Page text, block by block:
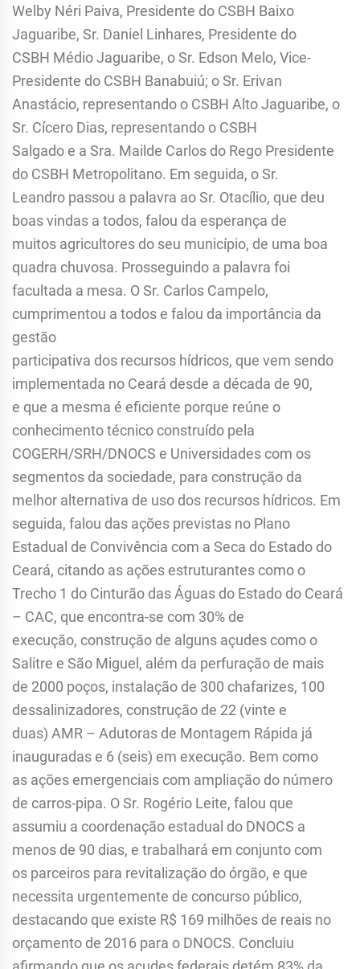
Welby Néri Paiva, Presidente do CSBH Baixo
Jaguaribe, Sr. Daniel Linhares, Presidente do
CSBH Médio Jaguaribe, o Sr. Edson Melo, Vice-
Presidente do CSBH Banabuiú; o Sr. Erivan
Anastácio, representando o CSBH Alto Jaguaribe, o
Sr. Cícero Dias, representando o CSBH
Salgado e a Sra. Mailde Carlos do Rego Presidente
do CSBH Metropolitano. Em seguida, o Sr.
Leandro passou a palavra ao Sr. Otacílio, que deu
boas vindas a todos, falou da esperança de
muitos agricultores do seu município, de uma boa
quadra chuvosa. Prosseguindo a palavra foi
facultada a mesa. O Sr. Carlos Campelo,
cumprimentou a todos e falou da importância da
gestão
participativa dos recursos hídricos, que vem sendo
implementada no Ceará desde a década de 90,
e que a mesma é eficiente porque reúne o
conhecimento técnico construído pela
COGERH/SRH/DNOCS e Universidades com os
segmentos da sociedade, para construção da
melhor alternativa de uso dos recursos hídricos. Em
seguida, falou das ações previstas no Plano
Estadual de Convivência com a Seca do Estado do
Ceará, citando as ações estruturantes como o
Trecho 1 do Cinturão das Águas do Estado do Ceará
– CAC, que encontra-se com 30% de
execução, construção de alguns açudes como o
Salitre e São Miguel, além da perfuração de mais
de 2000 poços, instalação de 300 chafarizes, 100
dessalinizadores, construção de 22 (vinte e
duas) AMR – Adutoras de Montagem Rápida já
inauguradas e 6 (seis) em execução. Bem como
as ações emergenciais com ampliação do número
de carros-pipa. O Sr. Rogério Leite, falou que
assumiu a coordenação estadual do DNOCS a
menos de 90 dias, e trabalhará em conjunto com
os parceiros para revitalização do órgão, e que
necessita urgentemente de concurso público,
destacando que existe R$ 169 milhões de reais no
orçamento de 2016 para o DNOCS. Concluiu